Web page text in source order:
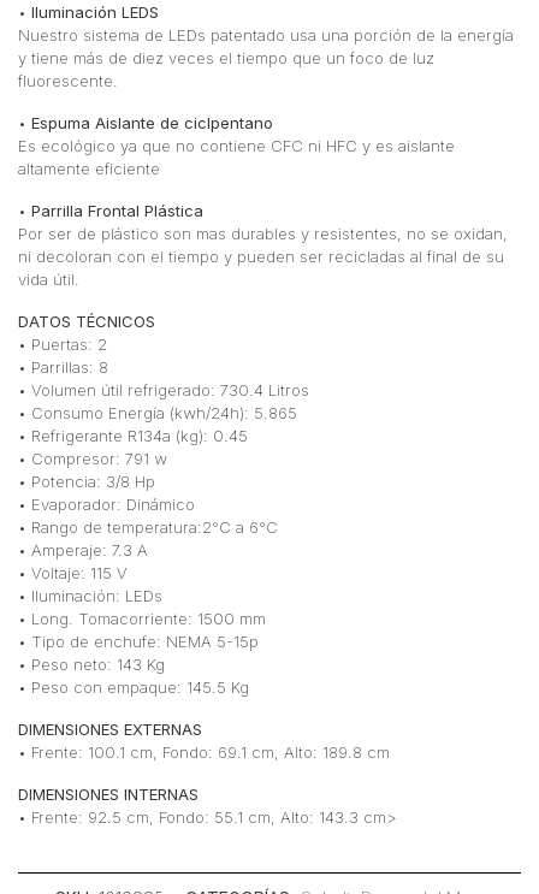
• Iluminación LEDS
Nuestro sistema de LEDs patentado usa una porción de la energía
y tiene más de diez veces el tiempo que un foco de luz
fluorescente.
• Espuma Aislante de ciclpentano
Es ecológico ya que no contiene CFC ni HFC y es aislante
altamente eficiente
• Parrilla Frontal Plástica
Por ser de plástico son mas durables y resistentes, no se oxidan,
ni decoloran con el tiempo y pueden ser recicladas al final de su
vida útil.
DATOS TÉCNICOS
• Puertas: 2
• Parrillas: 8
• Volumen útil refrigerado: 730.4 Litros
• Consumo Energía (kwh/24h): 5.865
• Refrigerante R134a (kg): 0.45
• Compresor: 791 w
• Potencia: 3/8 Hp
• Evaporador: Dinámico
• Rango de temperatura:2°C a 6°C
• Amperaje: 7.3 A
• Voltaje: 115 V
• Iluminación: LEDs
• Long. Tomacorriente: 1500 mm
• Tipo de enchufe: NEMA 5-15p
• Peso neto: 143 Kg
• Peso con empaque: 145.5 Kg
DIMENSIONES EXTERNAS
• Frente: 100.1 cm, Fondo: 69.1 cm, Alto: 189.8 cm
DIMENSIONES INTERNAS
• Frente: 92.5 cm, Fondo: 55.1 cm, Alto: 143.3 cm>